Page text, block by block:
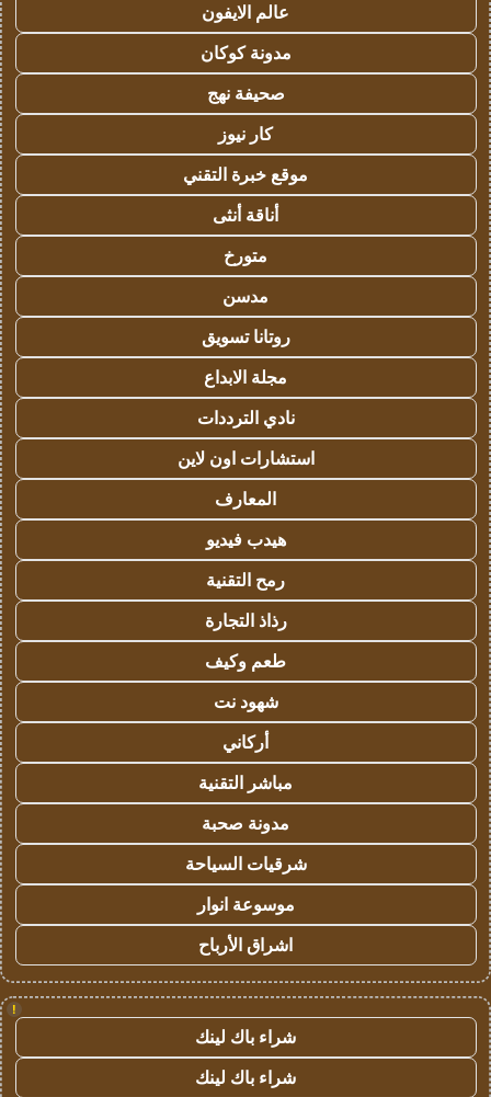
عالم الايفون
مدونة كوكان
صحيفة نهج
كار نيوز
موقع خبرة التقني
أناقة أنثى
متورخ
مدسن
روتانا تسويق
مجلة الابداع
نادي الترددات
استشارات اون لاين
المعارف
هيدب فيديو
رمح التقنية
رذاذ التجارة
طعم وكيف
شهود نت
أركاني
مباشر التقنية
مدونة صحبة
شرقيات السياحة
موسوعة انوار
اشراق الأرباح
!
شراء باك لينك
شراء باك لينك